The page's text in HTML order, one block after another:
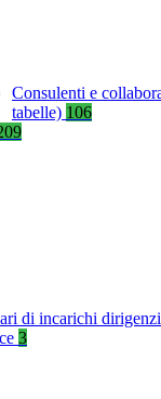
Consulenti e
tabelle) 106
di incarichi
3